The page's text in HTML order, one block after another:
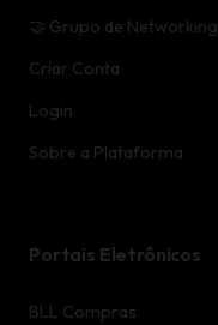
🤝 Grupo de Networking
Criar Conta
Login
Sobre a Plataforma
Portais Eletrônicos
BLL Compras